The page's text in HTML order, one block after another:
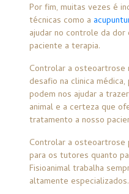
Por fim, muitas vezes é
técnicas como a
ajudar no controle da
paciente a terapia.
Controlar a osteoartrose
desafio na clinica
podem nos ajudar a
animal e a certeza que
tratamento a nosso
Controlar a
para os tutores quanto
Fisioanimal trabalha
altamente especializados.